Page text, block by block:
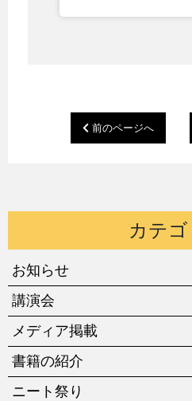
前のページへ
カテゴ
お知らせ
講演会
メディア掲載
書籍の紹介
ニート祭り